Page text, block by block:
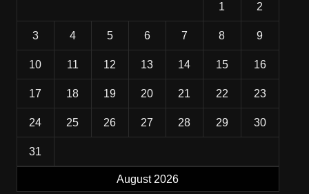
August 2026
1 2
3 4 5 6 7 8 9
10 11 12 13 14 15 16
17 18 19 20 21 22 23
24 25 26 27 28 29 30
31